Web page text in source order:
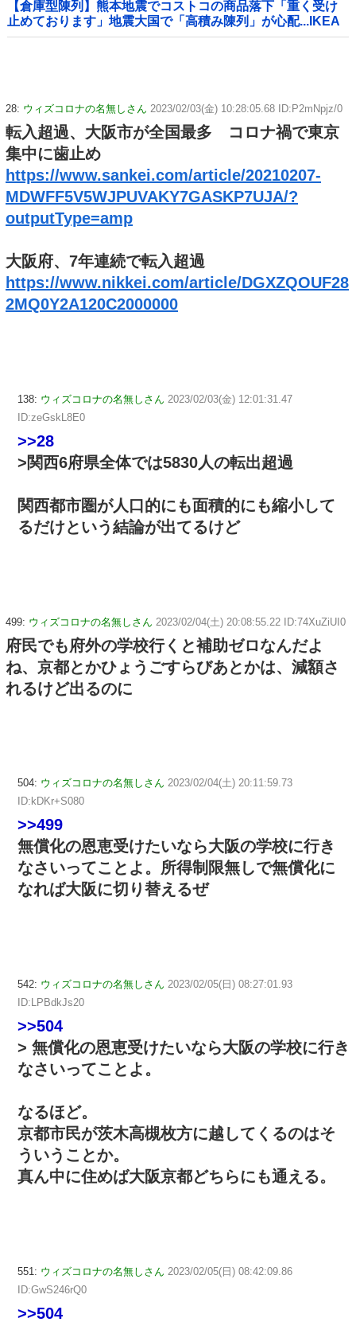
【倉庫型陳列】熊本地震でコストコの商品落下「重く受け
止めております」地震大国で「高積み陳列」が心配...IKEA
にも聞いた
28: ウィズコロナの名無しさん 2023/02/03(金) 10:28:05.68 ID:P2mNpjz/0
転入超過、大阪市が全国最多 コロナ禍で東京
集中に歯止め
https://www.sankei.com/article/20210207-
MDWFF5V5WJPUVAKY7GASKP7UJA/?
outputType=amp
大阪府、7年連続で転入超過
https://www.nikkei.com/article/DGXZQOUF28
2MQ0Y2A120C2000000
138: ウィズコロナの名無しさん 2023/02/03(金) 12:01:31.47
ID:zeGskL8E0
>>28
>関西6府県全体では5830人の転出超過
関西都市圏が人口的にも面積的にも縮小して
るだけという結論が出てるけど
499: ウィズコロナの名無しさん 2023/02/04(土) 20:08:55.22 ID:74XuZiUI0
府民でも府外の学校行くと補助ゼロなんだよ
ね、京都とかひょうごすらびあとかは、減額さ
れるけど出るのに
504: ウィズコロナの名無しさん 2023/02/04(土) 20:11:59.73
ID:kDKr+S080
>>499
無償化の恩恵受けたいなら大阪の学校に行き
なさいってことよ。所得制限無しで無償化に
なれば大阪に切り替えるぜ
542: ウィズコロナの名無しさん 2023/02/05(日) 08:27:01.93
ID:LPBdkJs20
>>504
> 無償化の恩恵受けたいなら大阪の学校に行き
なさいってことよ。
なるほど。
京都市民が茨木高槻枚方に越してくるのはそ
ういうことか。
真ん中に住めば大阪京都どちらにも通える。
551: ウィズコロナの名無しさん 2023/02/05(日) 08:42:09.86
ID:GwS246rQ0
>>504